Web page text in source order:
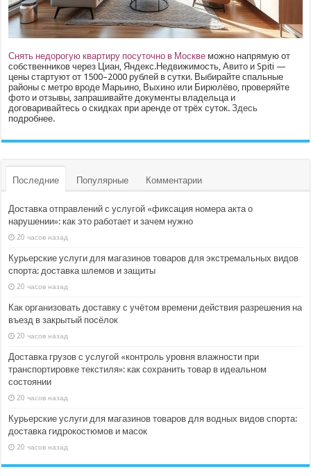
Снять недорогую квартиру посуточно в Москве можно напрямую от
собственников через Циан, Яндекс.Недвижимость, Авито и Spiti —
цены стартуют от 1500–2000 рублей в сутки. Выбирайте спальные
районы с метро вроде Марьино, Выхино или Бирюлёво, проверяйте
фото и отзывы, запрашивайте документы владельца и
договаривайтесь о скидках при аренде от трёх суток.Здесь
подробнее.
Последние Популярные Комментарии
Доставка отправлений с услугой «фиксация номера акта о
нарушении»: как это работает и зачем нужно
20 часов назад
Курьерские услуги для магазинов товаров для экстремальных видов
спорта: доставка шлемов и защиты
20 часов назад
Как организовать доставку с учётом времени действия разрешения на
въезд в закрытый посёлок
20 часов назад
Доставка грузов с услугой «контроль уровня влажности при
транспортировке текстиля»: как сохранить товар в идеальном
состоянии
20 часов назад
Курьерские услуги для магазинов товаров для водных видов спорта:
доставка гидрокостюмов и масок
20 часов назад